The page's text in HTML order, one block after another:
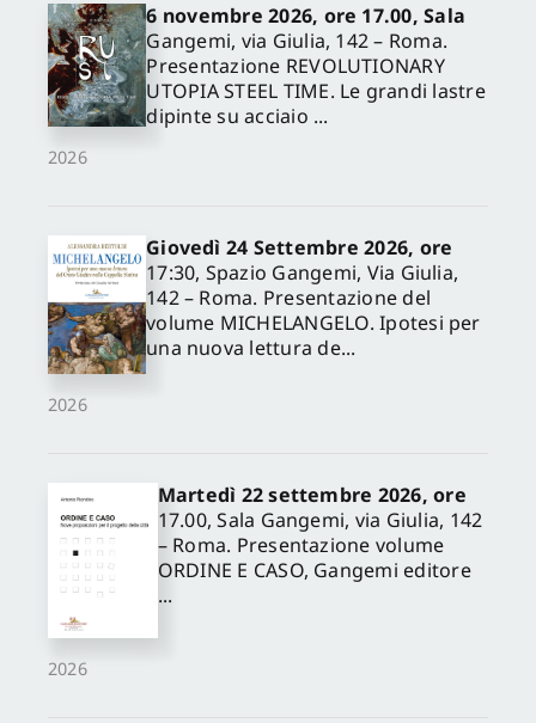
2026
6 novembre 2026, ore 17.00, Sala
Gangemi, via Giulia, 142 – Roma.
Presentazione REVOLUTIONARY
UTOPIA STEEL TIME. Le grandi lastre
dipinte su acciaio ...
2026
Giovedì 24 Settembre 2026, ore
17:30, Spazio Gangemi, Via Giulia,
142 – Roma. Presentazione del
volume MICHELANGELO. Ipotesi per
una nuova lettura de...
2026
Martedì 22 settembre 2026, ore
17.00, Sala Gangemi, via Giulia, 142
– Roma. Presentazione volume
ORDINE E CASO, Gangemi editore
...